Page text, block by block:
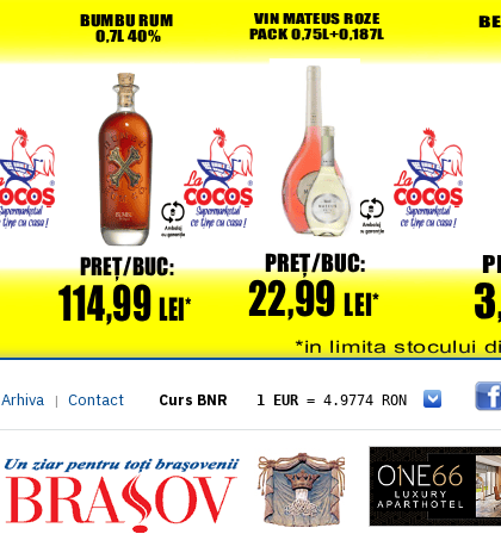
Arhiva | Contact Curs BNR 1 EUR = 4.9774 RON
= 5.8304 RON
1 XAU= 464.4611 RON
1 AED= 1.1933 RON
1 AUD= 2.7957 RON
1 BGN= 2.5449 RON